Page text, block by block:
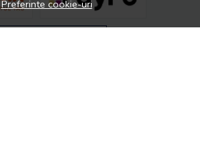
Preferinte cookie-uri